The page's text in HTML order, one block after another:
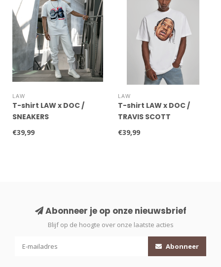
LAW
T-shirt LAW x DOC /
SNEAKERS
€39,99
LAW
T-shirt LAW x DOC /
TRAVIS SCOTT
€39,99
Abonneer je op onze nieuwsbrief
Blijf op de hoogte over onze laatste acties
Abonneer